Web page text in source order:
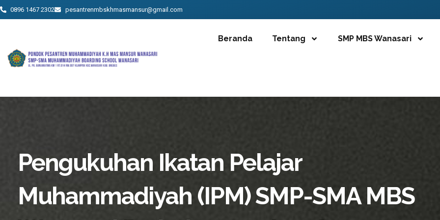
Skip
to
0896 1467 2302 pesantrenmbskhmasmansur@gmail.com
Beranda Tentang SMP MBS Wanasari
Pengukuhan Ikatan Pelajar
Muhammadiyah (IPM) SMP-SMA MBS